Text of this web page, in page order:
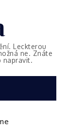
Leckterou
ne. Znáte
napravit.